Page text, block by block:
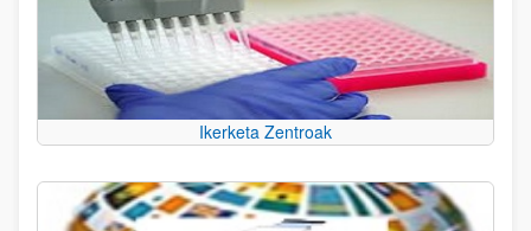
Ikerketa Zentroak